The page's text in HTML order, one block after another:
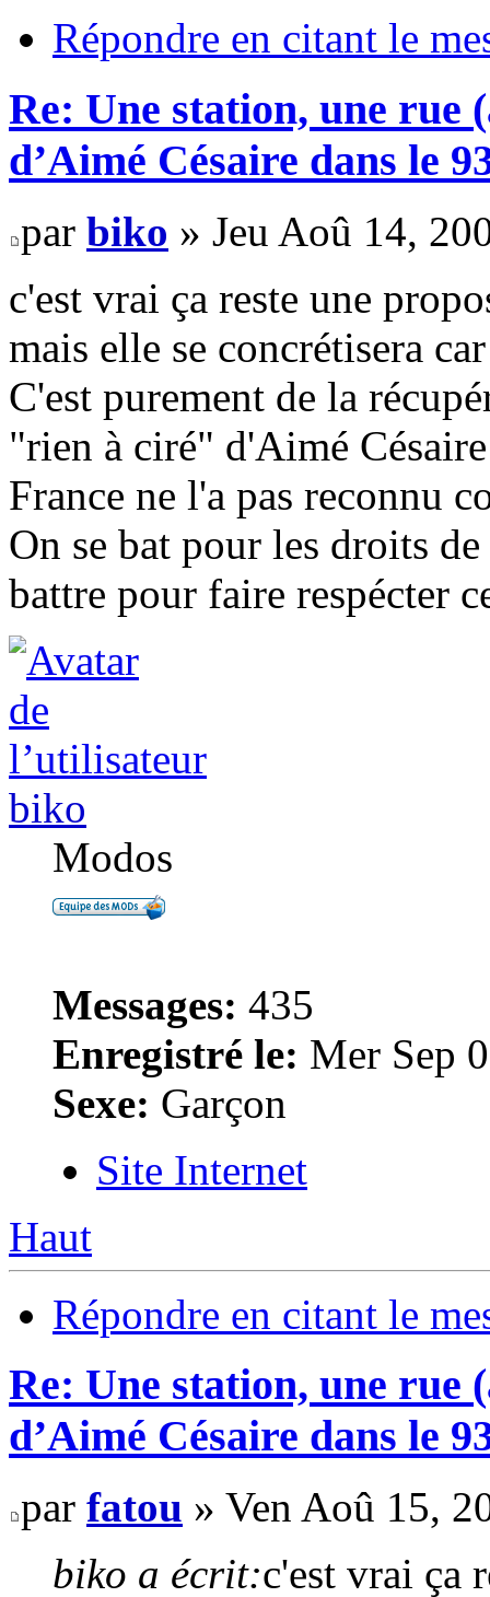
Répondre en citant le
Re: Une station, une rue
d’Aimé Césaire dans le
par biko » Jeu Aoû 14,
c'est vrai ça reste une
mais elle se concrétisera
C'est purement de la
"rien à ciré" d'Aimé
France ne l'a pas reconnu
On se bat pour les droits
battre pour faire respécter
biko
Modos
Messages: 435
Enregistré le: Mer Sep
Sexe: Garçon
Site Internet
Haut
Répondre en citant le
Re: Une station, une rue
d’Aimé Césaire dans le
par fatou » Ven Aoû 15,
biko a écrit:c'est vrai ça